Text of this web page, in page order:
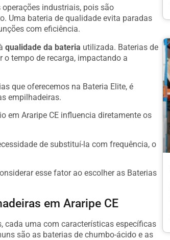
operações industriais, pois são
Uma bateria de qualidade evita paradas
com eficiência.
qualidade da bateria utilizada. Baterias de
tempo de recarga, impactando a
que oferecemos na Bateria Elite, é
empilhadeiras.
em Araripe CE influencia diretamente os
de substituí-la com frequência, o
esse fator ao escolher as Baterias
em Araripe CE
cada uma com características específicas
são as baterias de chumbo-ácido e as